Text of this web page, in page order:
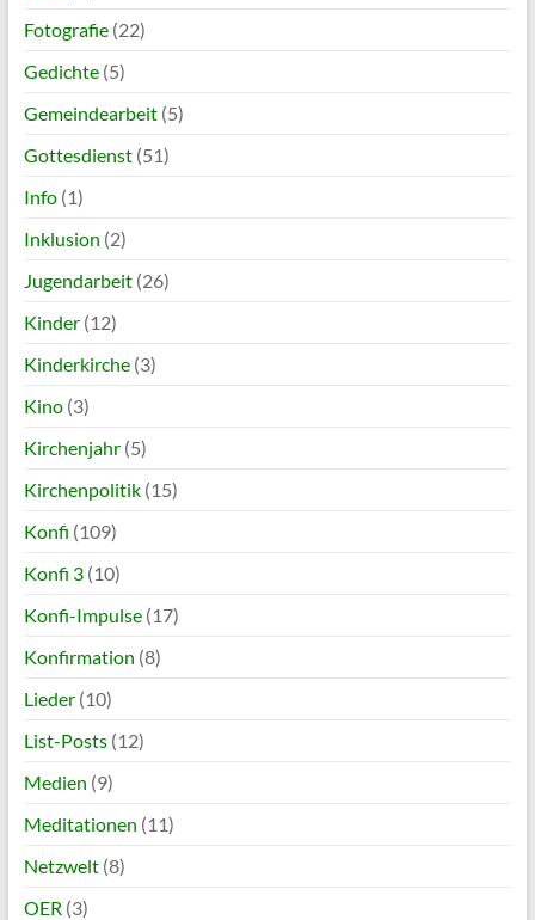
Fotografie(22)
Gedichte(5)
Gemeindearbeit(5)
Gottesdienst(51)
Info(1)
Inklusion (2)
Jugendarbeit(26)
Kinder(12)
Kinderkirche(3)
Kino(3)
Kirchenjahr(5)
Kirchenpolitik(15)
Konfi (109)
Konfi 3(10)
Konfi-Impulse(17)
Konfirmation (8)
Lieder(10)
List-Posts(12)
Medien (9)
Meditationen (11)
Netzwelt(8)
OER (3)